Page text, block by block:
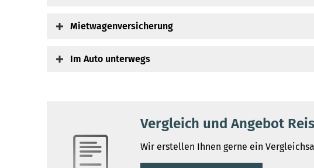
Mietwagenversicherung
Im Auto unterwegs
Vergleich und Angebot
Wir erstellen Ihnen gerne ein